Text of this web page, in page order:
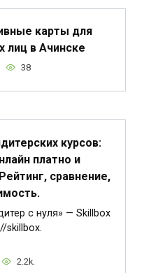
карты для
лиц в Ачинске
38
курсов:
платно и
сравнение,
с нуля» — Skillbox
skillbox.
2.2k.